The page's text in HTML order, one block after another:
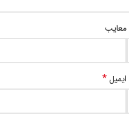
معایب
ایمیل*